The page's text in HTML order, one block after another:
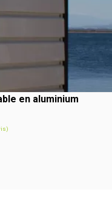
en aluminium